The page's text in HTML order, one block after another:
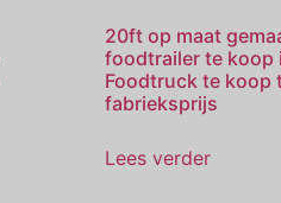
20ft op maat
foodtrailer te koop
Foodtruck te koop
fabrieksprijs
Lees verder
Norsk
Slovenčina